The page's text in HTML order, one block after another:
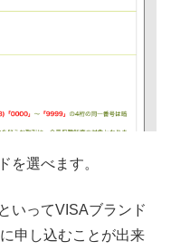
を選べます。
いってVISAブランド
申し込むことが出来